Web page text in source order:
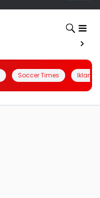
Soccer Times Iklanin